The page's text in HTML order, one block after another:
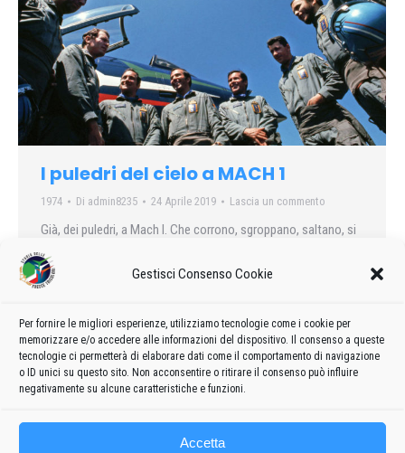
Gestisci Consenso Cookie
Per fornire le migliori esperienze, utilizziamo tecnologie come i cookie per
memorizzare e/o accedere alle informazioni del dispositivo. Il consenso a queste
tecnologie ci permetterà di elaborare dati come il comportamento di navigazione
o ID unici su questo sito. Non acconsentire o ritirare il consenso può influire
negativamente su alcune caratteristiche e funzioni.
Accetta
I puledri del cielo a MACH 1
1974 Di admin8235 24 Aprile 2019 Lascia un commento
Già, dei puledri, a Mach I. Che corrono, sgroppano, saltano, si
impennano, con energia da vendere.I componenti, i piloti della
PAN, la Pattuglia Acrobatica Nazionale.Topolino è andato a
← 1 2